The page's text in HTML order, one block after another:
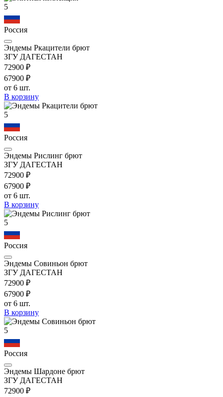
5
Россия
Эндемы Ркацители брют
ЗГУ ДАГЕСТАН
72900 ₽
67900 ₽
от 6 шт.
В корзину
5
Россия
Эндемы Рислинг брют
ЗГУ ДАГЕСТАН
72900 ₽
67900 ₽
от 6 шт.
В корзину
5
Россия
Эндемы Совиньон брют
ЗГУ ДАГЕСТАН
72900 ₽
67900 ₽
от 6 шт.
В корзину
5
Россия
Эндемы Шардоне брют
ЗГУ ДАГЕСТАН
72900 ₽